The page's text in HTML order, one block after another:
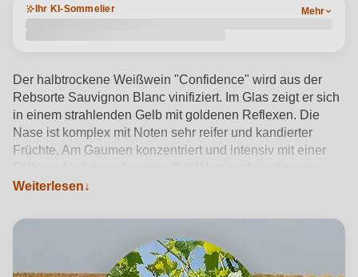
Ihr KI-Sommelier Mehr
Der halbtrockene Weißwein "Confidence" wird aus der
Rebsorte Sauvignon Blanc vinifiziert. Im Glas zeigt er sich
in einem strahlenden Gelb mit goldenen Reflexen. Die
Nase ist komplex mit Noten sehr reifer und kandierter
Früchte. Am Gaumen konzentriert und intensiv mit einer
langen, aromatischen Finale.
Weiterlesen